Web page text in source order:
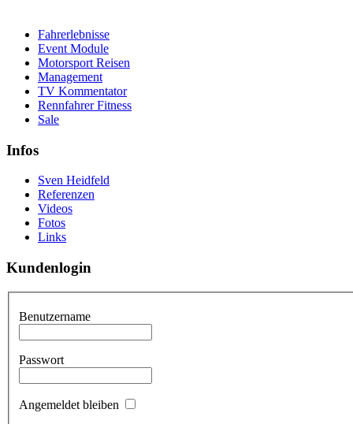
Fahrerlebnisse
Event Module
Motorsport Reisen
Management
TV Kommentator
Rennfahrer Fitness
Sale
Infos
Sven Heidfeld
Referenzen
Videos
Fotos
Links
Kundenlogin
Benutzername
Passwort
Angemeldet bleiben